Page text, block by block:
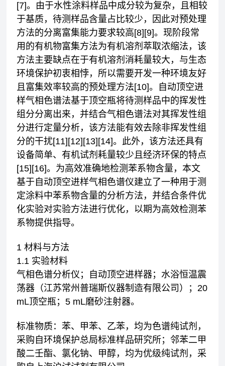
[7]。由于水性涂料样品中成分较为复杂，且相较
于基质，待测样品含量占比较少，因此对预处理
方法的分离富集能力要求较高[8][9]。现阶段常
用的有机物富集方法为有机溶剂萃取浓缩法，该
方法主要缺点在于有机溶剂消耗量较大，与生态
环境保护初衷相悖，所以需要开发一种环境友好
且富集效率较高的预处理方法[10]。自动顶空进
样气相色谱法基于顶空瓶将待测样品中的挥发性
组分分离出来，并结合气相色谱法对其挥发性组
分进行定量分析，该方法能有效去除非挥发性组
分的干扰[11][12][13][14]。此外，该方法还具有
设备简单、有机试剂耗量较少且经济环保的特点
[15][16]。为高效准确地检测苯系物含量，本文
基于自动顶空进样气相色谱仪建立了一种用于测
定涂料中苯系物含量的分析方法，并结合条件优
化实验对实验方法进行优化，以期为高效检测苯
系物提供指导。
1 材料与方法
1.1 实验材料
气相色谱分析仪；自动顶空进样器；水浴恒温震
荡器（江苏常州普瑞斯仪器制造有限公司）；20
mL顶空瓶；5 mL磨砂注射器。
标准物质：苯、甲苯、乙苯，均为色谱纯试剂，
采购自环境保护总局标准样品研究所；邻苯二甲
酸二壬酯、氯化钠、甲醇，均为优级纯试剂，采